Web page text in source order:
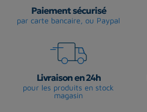
Paiement sécurisé
par carte bancaire, ou Paypal
Livraison en 24h
pour les produits en stock
magasin